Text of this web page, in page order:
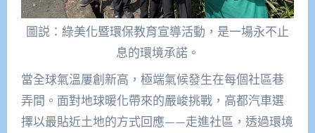
圖説：綠美化暨環保教育宣導活動，是一場永不止
息的環境承諾。
當全球氣溫屢創新高，極端氣候發生在每個社區巷
弄間。面對地球暖化帶來的嚴峻挑戰，高都汽車選
擇以最貼近土地的方式回應——走進社區，透過環境